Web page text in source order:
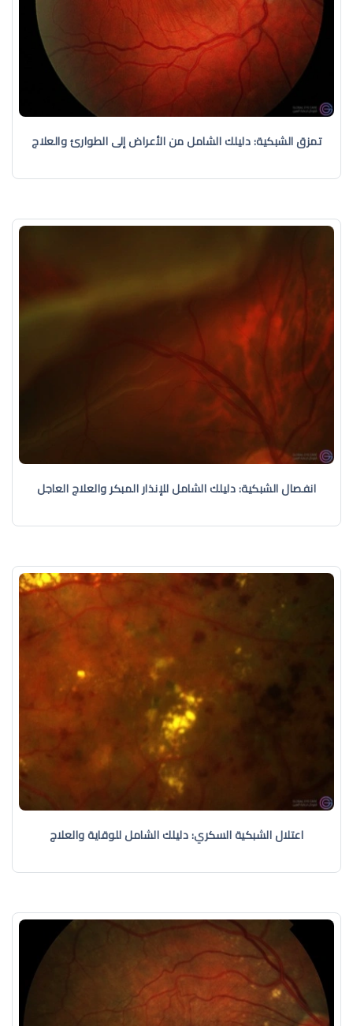
تمزق الشبكية: دليلك الشامل من الأعراض إلى الطوارئ والعلاج
انفصال الشبكية: دليلك الشامل للإنذار المبكر والعلاج العاجل
اعتلال الشبكية السكري: دليلك الشامل للوقاية والعلاج